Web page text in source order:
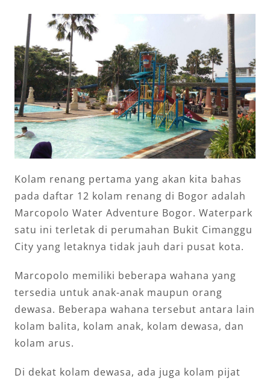
Kolam renang pertama yang akan kita bahas
pada daftar 12 kolam renang di Bogor adalah
Marcopolo Water Adventure Bogor. Waterpark
satu ini terletak di perumahan Bukit Cimanggu
City yang letaknya tidak jauh dari pusat kota.
Marcopolo memiliki beberapa wahana yang
tersedia untuk anak-anak maupun orang
dewasa. Beberapa wahana tersebut antara lain
kolam balita, kolam anak, kolam dewasa, dan
kolam arus.
Di dekat kolam dewasa, ada juga kolam pijat